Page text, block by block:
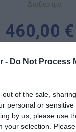
- Do Not Process
out of the sale,
personal or
by us, please use
your selection.
Διαθέσιμο
460,00 €